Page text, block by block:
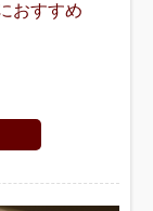
おすすめ